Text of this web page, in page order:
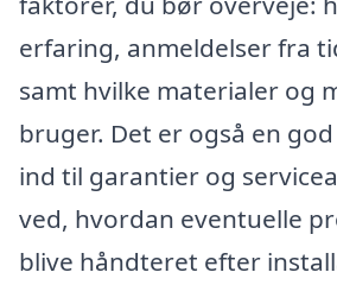
erfaring, anmeldelser fra
samt hvilke materialer og
bruger. Det er også en
ind til garantier og
ved, hvordan eventuelle
blive håndteret efter